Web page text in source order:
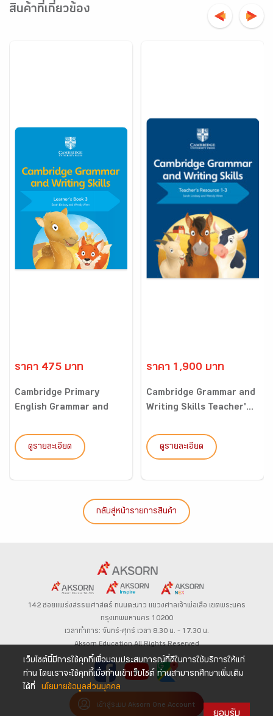
สินค้าที่เกี่ยวข้อง
ราคา 475 บาท
Cambridge Primary
English Grammar and
ดูรายละเอียด
ราคา 1,900 บาท
Cambridge Grammar and
Writing Skills Teacher'...
ดูรายละเอียด
กลับสู่หน้ารายการสินค้า
142 ซอยแพร่งสรรพศาสตร์ ถนนตะนาว แขวงศาลเจ้าพ่อเสือ เขตพระนคร
กรุงเทพมหานคร 10200
เวลาทำการ: จันทร์-ศุกร์ เวลา 8.30 น. – 17.30 น.
Aksorn Education All Rights Reserved
เข้าสู่ระบบ Aksorn One Account
เว็บไซต์นี้มีการใช้คุกกี้เพื่อมอบประสบการณ์ที่ดีในการใช้บริการให้แก่
ท่าน โดยเราจะใช้คุกกี้เมื่อท่านเข้าเว็บไซต์ ท่านสามารถศึกษาเพิ่มเติม
ได้ที่
นโยบายข้อมูลส่วนบุคคล